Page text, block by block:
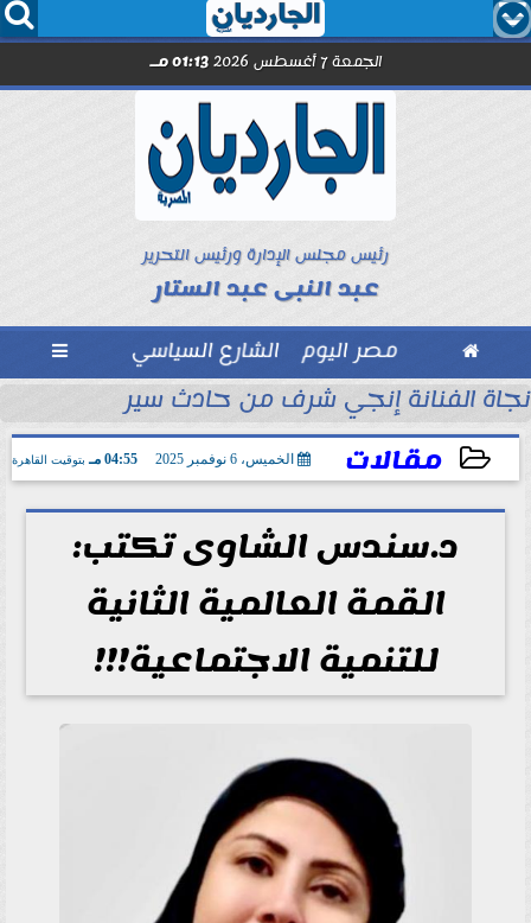
  
الجمعة 7 أغسطس 2026 01:13 مـ
رئيس مجلس الإدارة ورئيس التحرير
عبد النبى عبد الستار
 مصر اليوم الشارع السياسي 
القطاع الصحي
نجاة الفنانة إنجي شرف من حادث سير
مقالات الخميس، 6 نوفمبر 2025 04:55 مـ بتوقيت القاهرة
2025-11-06 16:55:20
د.سندس الشاوى تكتب:
القمة العالمية الثانية
للتنمية الاجتماعية!!!